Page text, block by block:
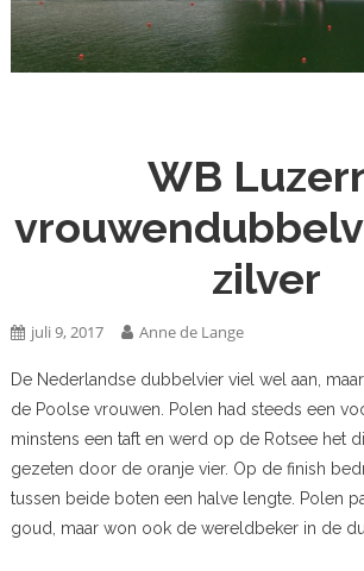
WB
zilver
juli 9, 2017 Anne de Lange
De Nederlandse dubbelvier viel wel aan,
de Poolse vrouwen. Polen had steeds een
minstens een taft en werd op de Rotsee het
gezeten door de oranje vier. Op de finish
tussen beide boten een halve lengte. Polen
goud, maar won ook de wereldbeker in de